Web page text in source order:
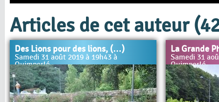
Articles de cet auteur
Des Lions pour des lions, (…)
Samedi 31 août 2019 à 19h43 à
Quimperlé
La Grande
Samedi 31
Quimperlé